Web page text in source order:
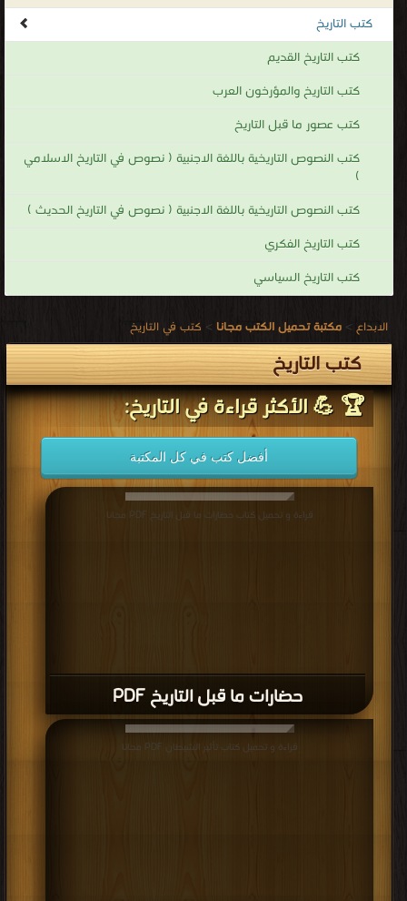
تطورت عبر القرون واستمرت في التغيير اليوم. الدراسة الحديثة للتاريخ
واسعة النطاق، وتشمل دراسة مناطق معينة ودراسة بعض العناصر
الموضعية أو الموضوعية للتحقيق التاريخي. غالبًا ما يتم تدريس التاريخ
كجزء من التعليم الابتدائي والثانوي، وتعد الدراسة الأكاديمية للتاريخ من
التخصصات الرئيسية في الدراسات الجامعية.
كتب التاريخ الفكري
كتب التاريخ السياسي
الابداع>مكتبة تحميل الكتب مجانا>
كتب التاريخ
🏆 💪 الأكثر قراءة في التاريخ:
حضارات ما قبل التاريخ PDF
قراءة و تحميل كتاب حضارات ما قبل التاريخ PDF مجانا
تأثير الشيطان PDF
قراءة و تحميل كتاب تأثير الشيطان PDF مجانا
قراءة و تحميل كتاب شاعر تكدير الأمن العام PDF مجانا